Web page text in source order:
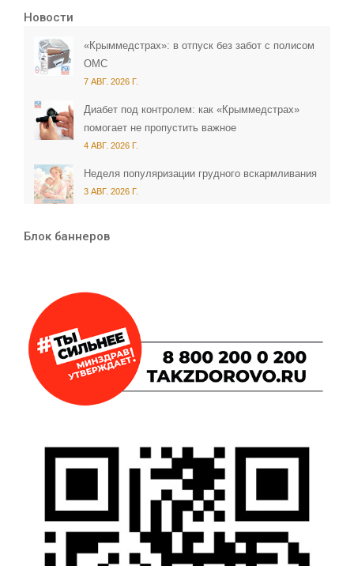
Новости
«Крыммедстрах»: в отпуск без забот с полисом
ОМС
7 АВГ. 2026 Г.
Диабет под контролем: как «Крыммедстрах»
помогает не пропустить важное
4 АВГ. 2026 Г.
Неделя популяризации грудного вскармливания
3 АВГ. 2026 Г.
Блок баннеров